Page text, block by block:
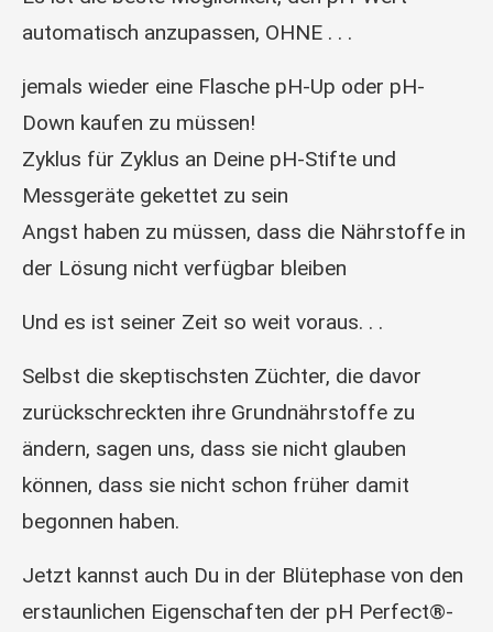
automatisch anzupassen, OHNE . . .
jemals wieder eine Flasche pH-Up oder pH-
Down kaufen zu müssen!
Zyklus für Zyklus an Deine pH-Stifte und
Messgeräte gekettet zu sein
Angst haben zu müssen, dass die Nährstoffe in
der Lösung nicht verfügbar bleiben
Und es ist seiner Zeit so weit voraus. . .
Selbst die skeptischsten Züchter, die davor
zurückschreckten ihre Grundnährstoffe zu
ändern, sagen uns, dass sie nicht glauben
können, dass sie nicht schon früher damit
begonnen haben.
Jetzt kannst auch Du in der Blütephase von den
erstaunlichen Eigenschaften der pH Perfect®-